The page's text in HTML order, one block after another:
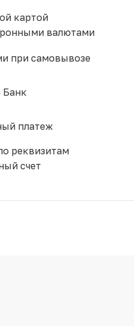
картой
валютами
при самовывозе
Банк
платеж
реквизитам
счет